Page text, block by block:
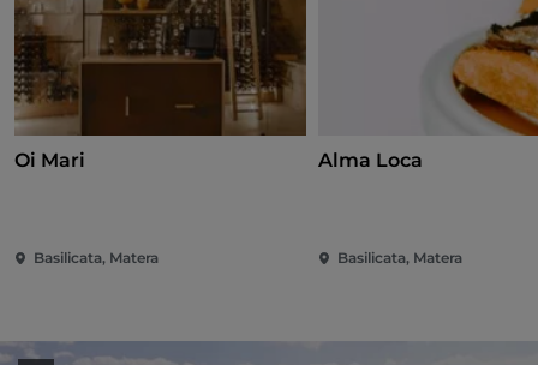
Oi Mari
Basilicata, Matera
Alma Loca
Basilicata, Matera